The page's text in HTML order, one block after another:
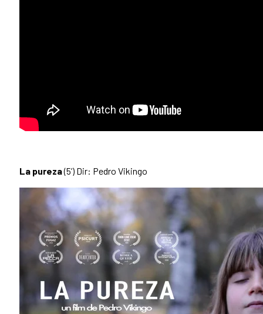
La pureza(5’) Dir: Pedro Vikingo